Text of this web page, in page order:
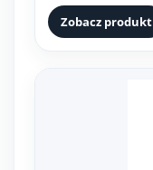
Zobacz produkt